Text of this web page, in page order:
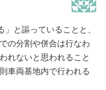
」と謳っていることと、
の分割や併合は行なわ
れないと思われること
車両基地内で行われる